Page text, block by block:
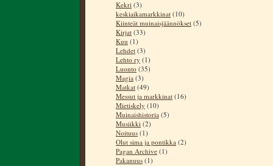
Kekri (3)
keskiaikamarkkinat (10)
Kiinteät muinaisjäännökset (5)
Kirjat (33)
Kuu (1)
Lehdet (3)
Lehto ry (1)
Luonto (35)
Magia (3)
Matkat (49)
Messut ja markkinat (16)
Mietiskely (10)
Muinaishistoria (5)
Musiikki (2)
Noituus (1)
Olut sima ja pontikka (2)
Pagan Archive (1)
Pakanuus (1)